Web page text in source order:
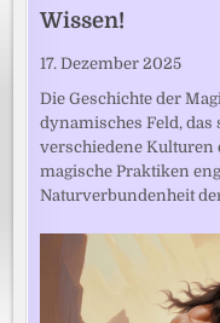
Wissen!
17. Dezember 2025
Die Geschichte der
dynamisches Feld,
verschiedene
magische Praktiken
Naturverbundenheit